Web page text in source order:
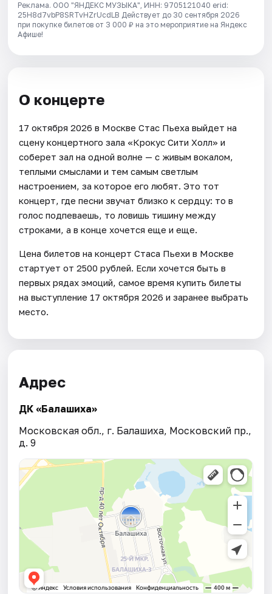
Реклама. ООО "ЯНДЕКС МУЗЫКА", ИНН: 9705121040 erid:
25H8d7vbP8SRTvHZrUcdLB Действует до 30 сентября 2026
при покупке билетов от 3 000 ₽ на это мероприятие на Яндекс
Афише!
О концерте
17 октября 2026 в Москве Стас Пьеха выйдет на
сцену концертного зала «Крокус Сити Холл» и
соберет зал на одной волне — с живым вокалом,
теплыми смыслами и тем самым светлым
настроением, за которое его любят. Это тот
концерт, где песни звучат близко к сердцу: то в
голос подпеваешь, то ловишь тишину между
строками, а в конце хочется еще и еще.
Цена билетов на концерт Стаса Пьехи в Москве
стартует от 2500 рублей. Если хочется быть в
первых рядах эмоций, самое время купить билеты
на выступление 17 октября 2026 и заранее выбрать
место.
Адрес
ДК «Балашиха»
Московская обл., г. Балашиха, Московский пр.,
д. 9